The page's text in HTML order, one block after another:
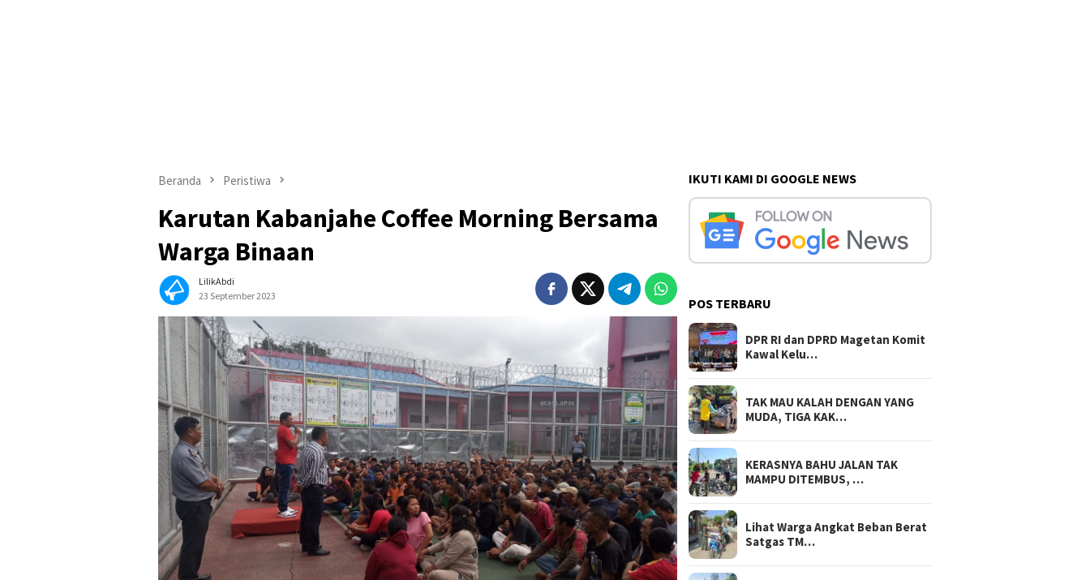
Beranda Peristiwa
Karutan Kabanjahe Coffee Morning Bersama
Warga Binaan
LilikAbdi
23 September 2023
IKUTI KAMI DI GOOGLE NEWS
POS TERBARU
DPR RI dan DPRD Magetan Komit
Kawal Kelu…
TAK MAU KALAH DENGAN YANG
MUDA, TIGA KAK…
KERASNYA BAHU JALAN TAK
MAMPU DITEMBUS, …
Lihat Warga Angkat Beban Berat
Satgas TM…